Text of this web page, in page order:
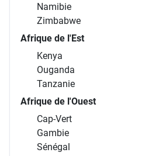
Namibie
Zimbabwe
Afrique de l'Est
Kenya
Ouganda
Tanzanie
Afrique de l'Ouest
Cap-Vert
Gambie
Sénégal